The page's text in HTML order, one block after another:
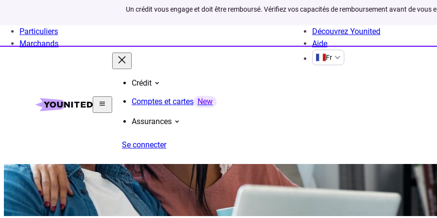
Un crédit vous engage et doit être remboursé. Vérifiez vos capacités de remboursement avant de vous
Particuliers
Marchands
Découvrez Younited
Aide
Fr
Crédit
Comptes et cartes New
Assurances
Se connecter